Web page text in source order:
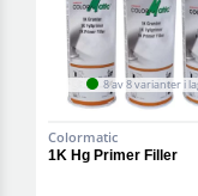
8 av 8 varianter i
Colormatic
1K Hg Primer Filler